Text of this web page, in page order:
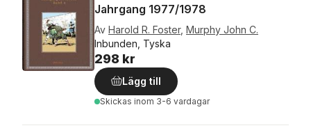
Jahrgang 1977/1978
Av Harold R. Foster, Murphy John C.
Inbunden, Tyska
298 kr
Lägg till
Skickas inom 3-6 vardagar